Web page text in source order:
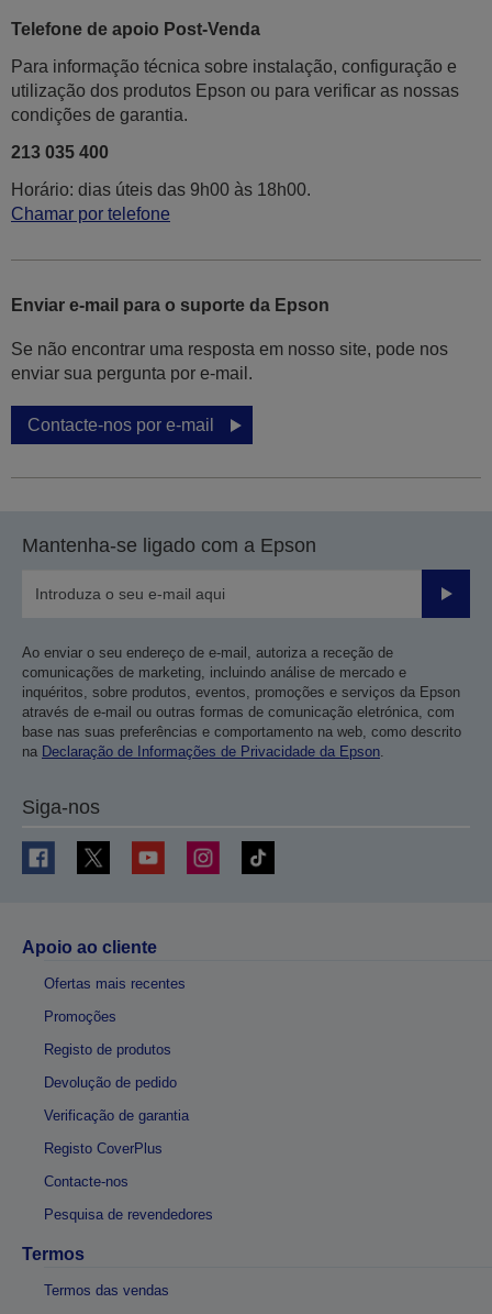
Telefone de apoio Post-Venda
Para informação técnica sobre instalação, configuração e
utilização dos produtos Epson ou para verificar as nossas
condições de garantia.
213 035 400
Horário: dias úteis das 9h00 às 18h00.
Chamar por telefone
Enviar e-mail para o suporte da Epson
Se não encontrar uma resposta em nosso site, pode nos
enviar sua pergunta por e-mail.
Contacte-nos por e-mail
Mantenha-se ligado com a Epson
Enviar
Ao enviar o seu endereço de e-mail, autoriza a receção de
comunicações de marketing, incluindo análise de mercado e
inquéritos, sobre produtos, eventos, promoções e serviços da Epson
através de e-mail ou outras formas de comunicação eletrónica, com
base nas suas preferências e comportamento na web, como descrito
na Declaração de Informações de Privacidade da Epson.
Siga-nos
Apoio ao cliente
Ofertas mais recentes
Promoções
Registo de produtos
Devolução de pedido
Verificação de garantia
Registo CoverPlus
Contacte-nos
Pesquisa de revendedores
Termos
Termos das vendas